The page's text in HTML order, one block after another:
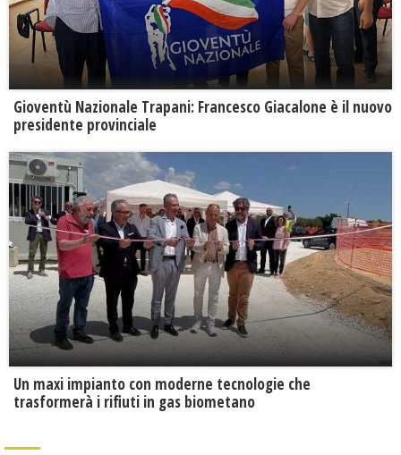
Gioventù Nazionale Trapani: Francesco Giacalone è il nuovo
presidente provinciale
Un maxi impianto con moderne tecnologie che
trasformerà i rifiuti in gas biometano